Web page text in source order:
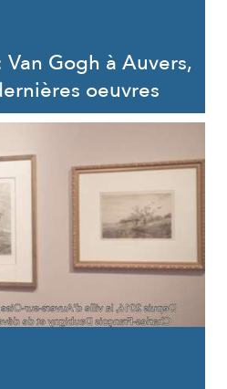
Gogh à Auvers,
oeuvres